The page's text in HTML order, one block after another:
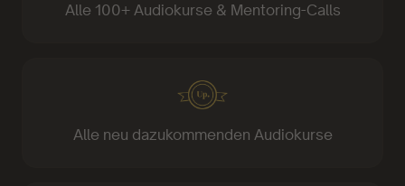
Alle 100+ Audiokurse & Mentoring-Calls
Alle neu dazukommenden Audiokurse